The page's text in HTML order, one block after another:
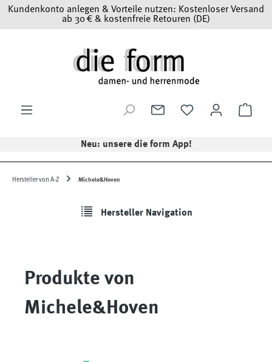
Zum Hauptinhalt springen
Kundenkonto anlegen & Vorteile nutzen: Kostenloser Versand
ab 30 € & kostenfreie Retouren (DE)
Neu: unsere die form App!
Hersteller von A-Z Michele&Hoven
Hersteller Navigation
Produkte von
Michele&Hoven